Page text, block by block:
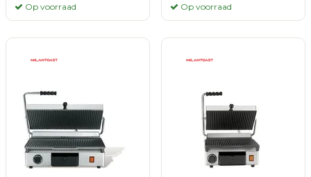
Op voorraad Op voorraad